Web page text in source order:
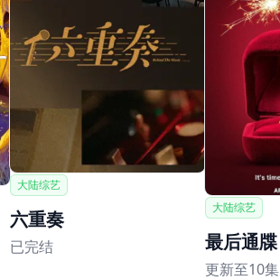
大陆综艺
六重奏
已完结
大陆综艺
更新至10集